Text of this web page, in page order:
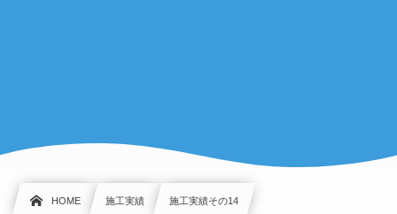
HOME 施工実績 施工実績その14